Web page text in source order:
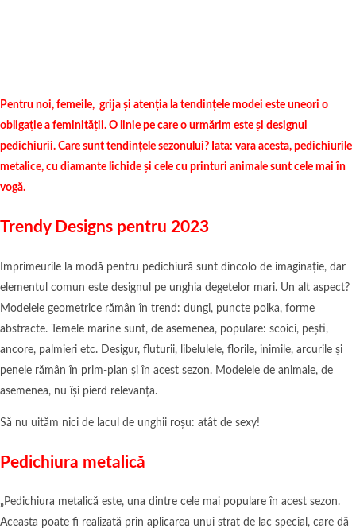
Pentru noi, femeile, grija și atenția la tendințele modei este uneori o
obligație a feminității. O linie pe care o urmărim este și designul
pedichiurii. Care sunt tendințele sezonului? Iata: vara acesta, pedichiurile
metalice, cu diamante lichide și cele cu printuri animale sunt cele mai în
vogă.
Trendy Designs pentru 2023
Imprimeurile la modă pentru pedichiură sunt dincolo de imaginație, dar
elementul comun este designul pe unghia degetelor mari. Un alt aspect?
Modelele geometrice rămân în trend: dungi, puncte polka, forme
abstracte. Temele marine sunt, de asemenea, populare: scoici, pești,
ancore, palmieri etc. Desigur, fluturii, libelulele, florile, inimile, arcurile și
penele rămân în prim-plan și în acest sezon. Modelele de animale, de
asemenea, nu își pierd relevanța.
Să nu uităm nici de lacul de unghii roșu: atât de sexy!
Pedichiura metalică
„Pedichiura metalică este, una dintre cele mai populare în acest sezon.
Aceasta poate fi realizată prin aplicarea unui strat de lac special, care dă